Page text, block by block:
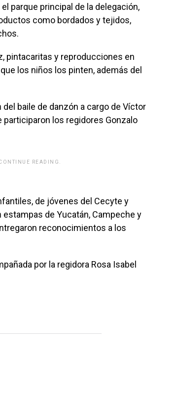
parque principal de la delegación,
como bordados y tejidos,
pintacaritas y reproducciones en
los niños los pinten, además del
baile de danzón a cargo de Víctor
participaron los regidores Gonzalo
READING.
de jóvenes del Cecyte y
de Yucatán, Campeche y
reconocimientos a los
por la regidora Rosa Isabel